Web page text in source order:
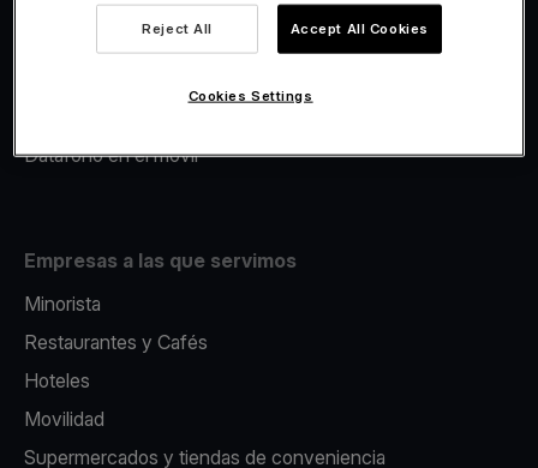
Avance Comercial
Datáfono en el movil
Empresas a las que servimos
Minorista
Restaurantes y Cafés
Hoteles
Movilidad
Supermercados y tiendas de conveniencia
Reject All Accept All Cookies
Cookies Settings